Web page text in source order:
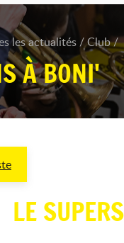
les actualités Club
À BONI'
LE